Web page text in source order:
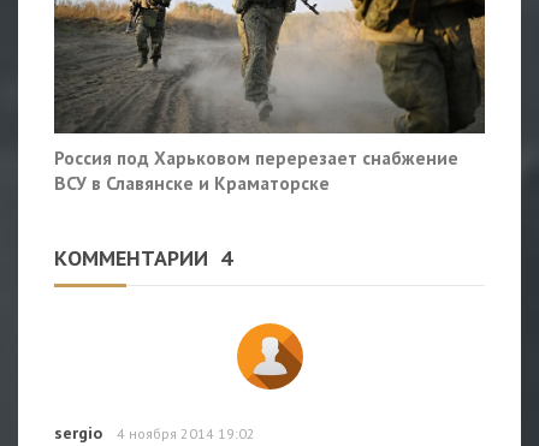
Россия под Харьковом перерезает снабжение
ВСУ в Славянске и Краматорске
КОММЕНТАРИИ 4
sergio 4 ноября 2014 19:02